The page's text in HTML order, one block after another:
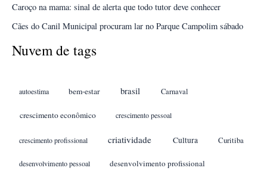
Caroço na mama: sinal de alerta que todo tutor deve conhecer
Cães do Canil Municipal procuram lar no Parque Campolim sábado
Nuvem de tags
autoestima bem-estar brasil Carnaval
crescimento econômico crescimento pessoal
crescimento profissional criatividade Cultura Curitiba
desenvolvimento pessoal desenvolvimento profissional